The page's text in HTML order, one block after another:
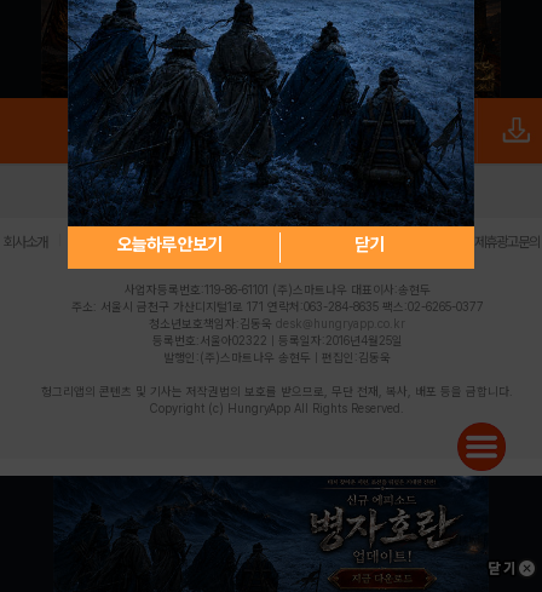
오늘하루 안보기 닫기
로그인 PC버전 전체앱
회사소개 | 개인정보 처리방침 불법촬영물 신고센터 제휴광고문의
사업자등록번호:119-86-61101 (주)스마트나우 대표이사:송현두
주소: 서울시 금천구 가산디지털1로 171 연락처:063-284-8635 팩스:02-6265-0377
청소년보호책임자:김동욱 desk@hungryapp.co.kr
등록번호:서울아02322 | 등록일자:2016년4월25일
발행인:(주)스마트나우 송현두 | 편집인:김동욱
헝그리앱의 콘텐츠 및 기사는 저작권법의 보호를 받으므로, 무단 전재, 복사, 배포 등을 금합니다.
Copyright (c) HungryApp All Rights Reserved.